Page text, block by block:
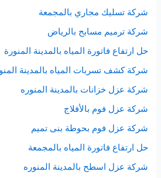
شركة تسليك مجاري بالمجمعة
شركة ترميم مسابح بالرياض
حل ارتفاع فاتورة المياه بالمدينة المنورة
شركة كشف تسربات المياه بالمدينة
شركة عزل خزانات بالمدينة المنوره
شركة عزل فوم بالأفلاج
شركة عزل فوم بحوطة بنى تميم
حل ارتفاع فاتورة المياه بالمجمعة
شركة عزل اسطح بالمدينة المنوره